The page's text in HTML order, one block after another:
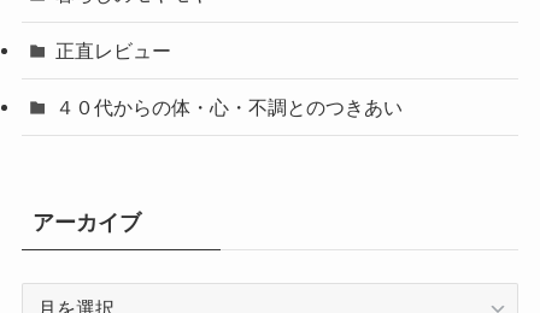
正直レビュー
４０代からの体・心・不調とのつきあい
アーカイブ